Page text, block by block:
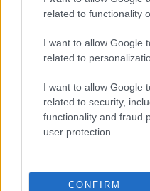
related to functionality
I want to allow Google
related to
I want to allow Google
related to security,
functionality and fraud
user protection.
CONFIRM
POPULAR
Κεντρικό δελτίο